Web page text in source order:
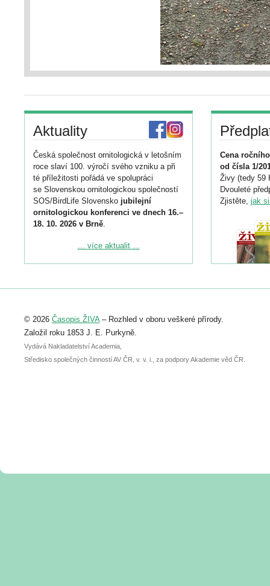
Aktuality
Česká společnost ornitologická v letošním
roce slaví 100. výročí svého vzniku a při
té příležitosti pořádá ve spolupráci
se Slovenskou ornitologickou společností
SOS/BirdLife Slovensko jubilejní
ornitologickou konferenci ve dnech 16.–
18. 10. 2026 v Brně.
Podrobnější informace ke konferenci
Registrovat se můžete do 6. září.
abstraktu přihlášené přednášky nebo
posteru je už 30. června.
... více aktualit ...
Cena
od čísla 1/
Živy (tedy 59
Dvouleté
Zjistěte, jak
© 2026 Časopis ŽIVA– Rozhled v oboru veškeré přírody.
Založil roku 1853 J. E. Purkyně.
Vydává Nakladatelství Academia,
Středisko společných činností AV ČR, v. v. i., za podpory Akademie věd ČR.